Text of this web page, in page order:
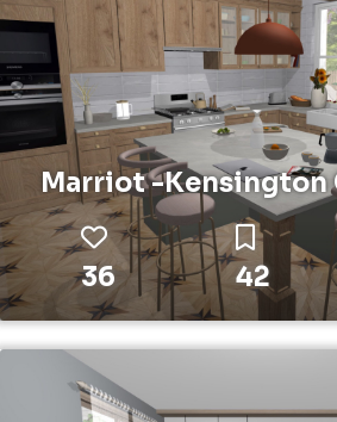
Marriot -
36 42